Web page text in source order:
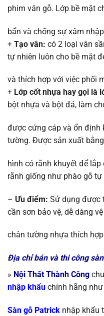
phim vân gỗ. Lớp bề mặt
bẩn và chống sự xâm
+ Tạo vân: có 2 loại vân
tự nhiên luôn cho bề mặt
và thích hợp với việc phối
+ Lớp cốt nhựa hay gọi là
bột nhựa và bột đá, làm
được cứng cáp và ổn định
tường. Được sản xuất
hình có rãnh khuyết để
rãnh giống như phào gỗ tự
– Ưu điểm: Sử dụng được
cần sơn bảo vệ, dễ dàng
chân tường nhựa thích
Địa chỉ bán và thi công
» Nội Thất Thành Công
nhập khẩu chính hãng như
Sàn gỗ Patrick nhập khẩu